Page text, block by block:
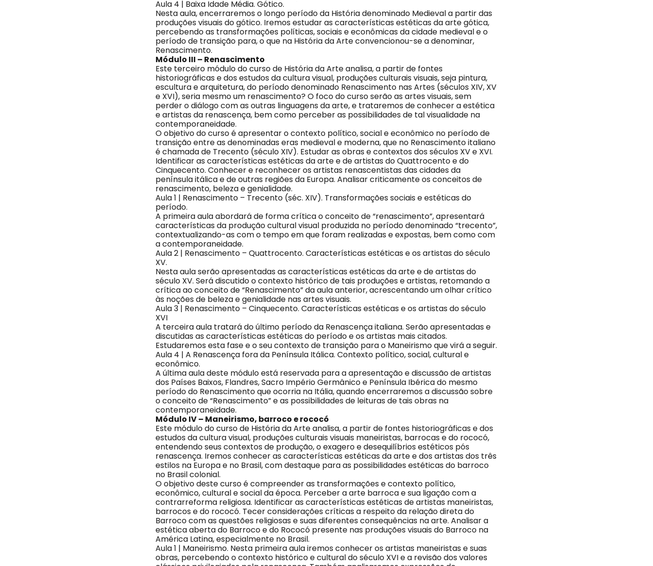
Aula 4 | Baixa Idade Média. Gótico.
Nesta aula, encerraremos o longo período da História denominado Medieval a partir das
produções visuais do gótico. Iremos estudar as características estéticas da arte gótica,
percebendo as transformações políticas, sociais e econômicas da cidade medieval e o
período de transição para, o que na História da Arte convencionou-se a denominar,
Renascimento.
Módulo III – Renascimento
Este terceiro módulo do curso de História da Arte analisa, a partir de fontes
historiográficas e dos estudos da cultura visual, produções culturais visuais, seja pintura,
escultura e arquitetura, do período denominado Renascimento nas Artes (séculos XIV, XV
e XVI), seria mesmo um renascimento? O foco do curso serão as artes visuais, sem
perder o diálogo com as outras linguagens da arte, e trataremos de conhecer a estética
e artistas da renascença, bem como perceber as possibilidades de tal visualidade na
contemporaneidade.
O objetivo do curso é apresentar o contexto político, social e econômico no período de
transição entre as denominadas eras medieval e moderna, que no Renascimento italiano
é chamada de Trecento (século XIV). Estudar as obras e contextos dos séculos XV e XVI.
Identificar as características estéticas da arte e de artistas do Quattrocento e do
Cinquecento. Conhecer e reconhecer os artistas renascentistas das cidades da
península itálica e de outras regiões da Europa. Analisar criticamente os conceitos de
renascimento, beleza e genialidade.
Aula 1 | Renascimento – Trecento (séc. XIV). Transformações sociais e estéticas do
período.
A primeira aula abordará de forma crítica o conceito de “renascimento”, apresentará
características da produção cultural visual produzida no período denominado “trecento”,
contextualizando-as com o tempo em que foram realizadas e expostas, bem como com
a contemporaneidade.
Aula 2 | Renascimento – Quattrocento. Características estéticas e os artistas do século
XV.
Nesta aula serão apresentadas as características estéticas da arte e de artistas do
século XV. Será discutido o contexto histórico de tais produções e artistas, retomando a
crítica ao conceito de “Renascimento” da aula anterior, acrescentando um olhar crítico
às noções de beleza e genialidade nas artes visuais.
Aula 3 | Renascimento – Cinquecento. Características estéticas e os artistas do século
XVI
A terceira aula tratará do último período da Renascença italiana. Serão apresentadas e
discutidas as características estéticas do período e os artistas mais citados.
Estudaremos esta fase e o seu contexto de transição para o Maneirismo que virá a seguir.
Aula 4 | A Renascença fora da Península Itálica. Contexto político, social, cultural e
econômico.
A última aula deste módulo está reservada para a apresentação e discussão de artistas
dos Países Baixos, Flandres, Sacro Império Germânico e Península Ibérica do mesmo
período do Renascimento que ocorria na Itália, quando encerraremos a discussão sobre
o conceito de “Renascimento” e as possibilidades de leituras de tais obras na
contemporaneidade.
Módulo IV – Maneirismo, barroco e rococó
Este módulo do curso de História da Arte analisa, a partir de fontes historiográficas e dos
estudos da cultura visual, produções culturais visuais maneiristas, barrocas e do rococó,
entendendo seus contextos de produção, o exagero e desequilíbrios estéticos pós
renascença. Iremos conhecer as características estéticas da arte e dos artistas dos três
estilos na Europa e no Brasil, com destaque para as possibilidades estéticas do barroco
no Brasil colonial.
O objetivo deste curso é compreender as transformações e contexto político,
econômico, cultural e social da época. Perceber a arte barroca e sua ligação com a
contrarreforma religiosa. Identificar as características estéticas de artistas maneiristas,
barrocos e do rococó. Tecer considerações críticas a respeito da relação direta do
Barroco com as questões religiosas e suas diferentes consequências na arte. Analisar a
estética aberta do Barroco e do Rococó presente nas produções visuais do Barroco na
América Latina, especialmente no Brasil.
Aula 1 | Maneirismo. Nesta primeira aula iremos conhecer os artistas maneiristas e suas
obras, percebendo o contexto histórico e cultural do século XVI e a revisão dos valores